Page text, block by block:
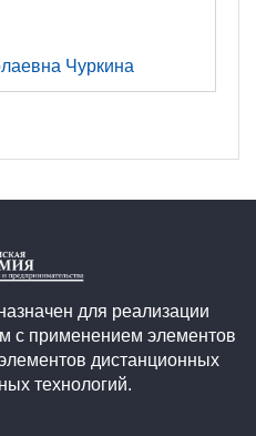
Чуркина
для реализации
с применением элементов
дистанционных
технологий.